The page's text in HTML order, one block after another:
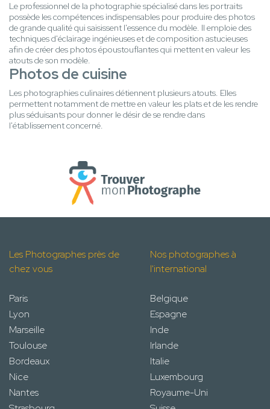
Le professionnel de la photographie spécialisé dans les portraits
possède les compétences indispensables pour produire des photos
de grande qualité qui saisissent l'essence du modèle. Il emploie des
techniques d'éclairage ingénieuses et de composition astucieuses
afin de créer des photos époustouflantes qui mettent en valeur les
atouts de son modèle.
Photos de cuisine
Les photographies culinaires détiennent plusieurs atouts. Elles
permettent notamment de mettre en valeur les plats et de les rendre
plus séduisants pour donner le désir de se rendre dans
l'établissement concerné.
Les Photographes près de
chez vous
Paris
Lyon
Marseille
Toulouse
Bordeaux
Nice
Nantes
Nos photographes à
l'international
Belgique
Espagne
Inde
Irlande
Italie
Luxembourg
Royaume-Uni